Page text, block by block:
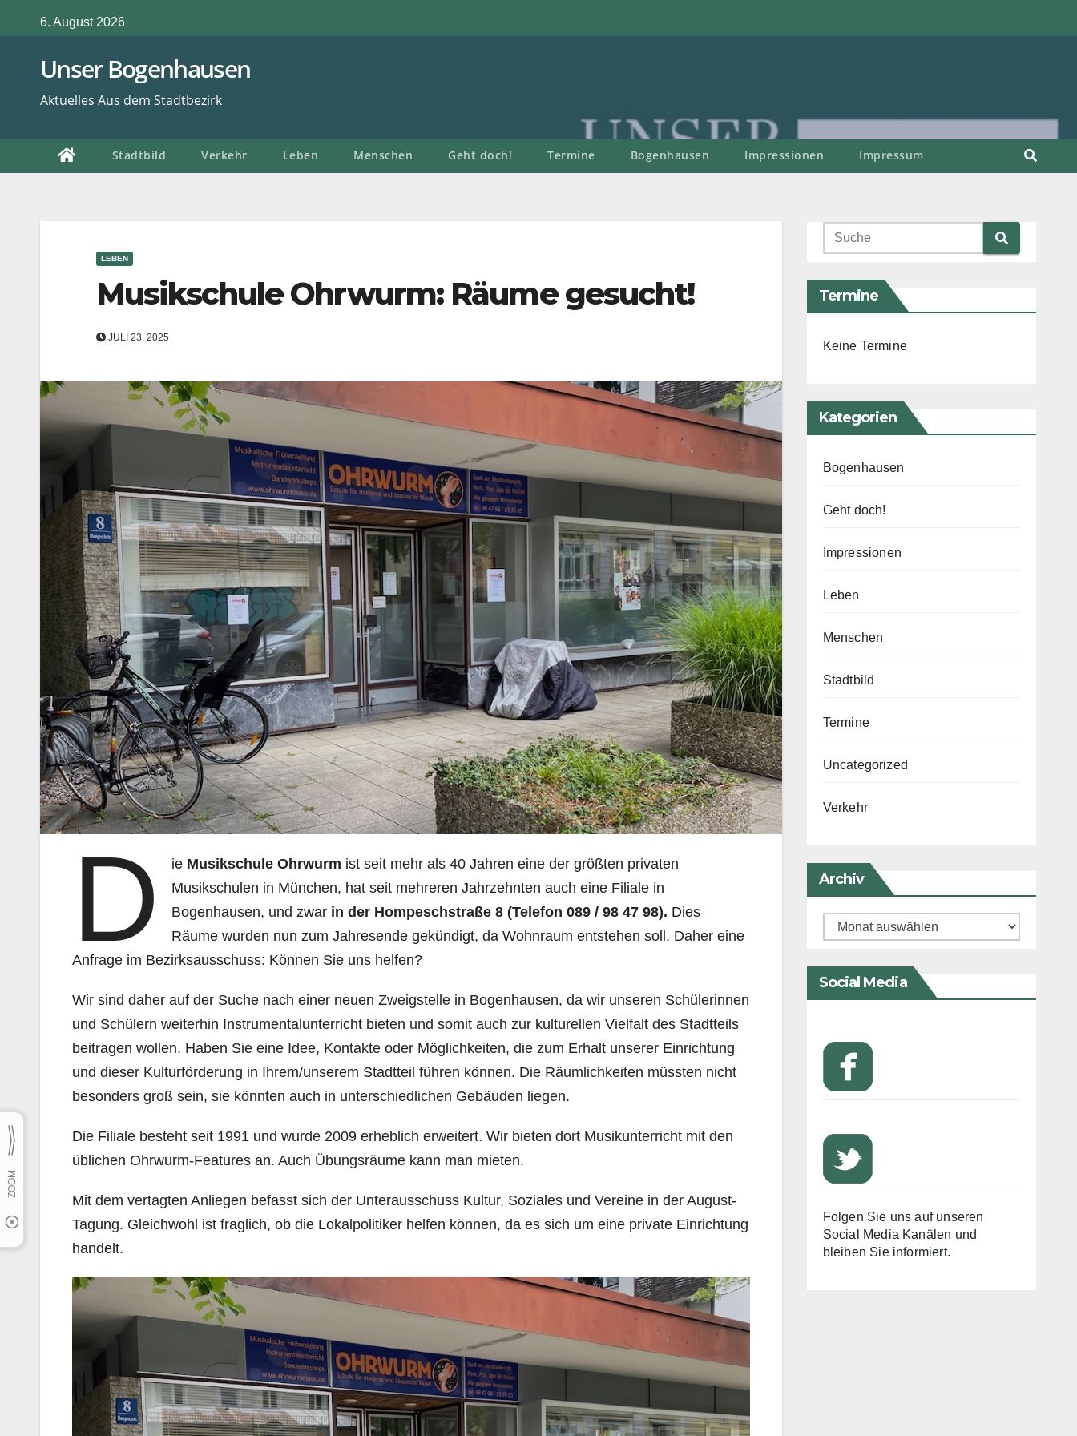
Inhalt
springen
6. August 2026
Unser Bogenhausen
Aktuelles Aus dem Stadtbezirk
Stadtbild Verkehr Leben Menschen Geht doch! Termine Bogenhausen Impressionen Impressum
LEBEN
Musikschule Ohrwurm: Räume gesucht!
JULI 23, 2025
D ie Musikschule Ohrwurm ist seit mehr als 40 Jahren eine der größten privaten
Musikschulen in München, hat seit mehreren Jahrzehnten auch eine Filiale in
Bogenhausen, und zwar in der Hompeschstraße 8 (Telefon 089 / 98 47 98). Dies
Räume wurden nun zum Jahresende gekündigt, da Wohnraum entstehen soll. Daher eine
Anfrage im Bezirksausschuss: Können Sie uns helfen?
Wir sind daher auf der Suche nach einer neuen Zweigstelle in Bogenhausen, da wir unseren Schülerinnen
und Schülern weiterhin Instrumentalunterricht bieten und somit auch zur kulturellen Vielfalt des Stadtteils
beitragen wollen. Haben Sie eine Idee, Kontakte oder Möglichkeiten, die zum Erhalt unserer Einrichtung
und dieser Kulturförderung in Ihrem/unserem Stadtteil führen können. Die Räumlichkeiten müssten nicht
besonders groß sein, sie könnten auch in unterschiedlichen Gebäuden liegen.
Die Filiale besteht seit 1991 und wurde 2009 erheblich erweitert. Wir bieten dort Musikunterricht mit den
üblichen Ohrwurm-Features an. Auch Übungsräume kann man mieten.
Mit dem vertagten Anliegen befasst sich der Unterausschuss Kultur, Soziales und Vereine in der August-
Tagung. Gleichwohl ist fraglich, ob die Lokalpolitiker helfen können, da es sich um eine private Einrichtung
handelt.
Termine
Keine Termine
Kategorien
Bogenhausen
Geht doch!
Impressionen
Leben
Menschen
Stadtbild
Termine
Uncategorized
Verkehr
Archiv
Archiv
Social Media
Folgen Sie uns auf unseren
Social Media Kanälen und
bleiben Sie informiert.